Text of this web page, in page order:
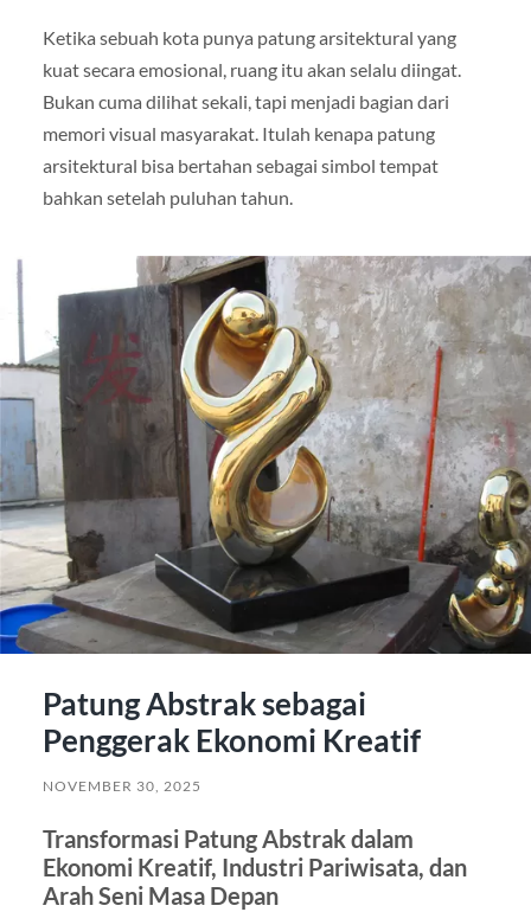
Ketika sebuah kota punya patung arsitektural yang
kuat secara emosional, ruang itu akan selalu diingat.
Bukan cuma dilihat sekali, tapi menjadi bagian dari
memori visual masyarakat. Itulah kenapa patung
arsitektural bisa bertahan sebagai simbol tempat
bahkan setelah puluhan tahun.
Patung Abstrak sebagai
Penggerak Ekonomi Kreatif
NOVEMBER 30, 2025
Transformasi Patung Abstrak dalam
Ekonomi Kreatif, Industri Pariwisata, dan
Arah Seni Masa Depan